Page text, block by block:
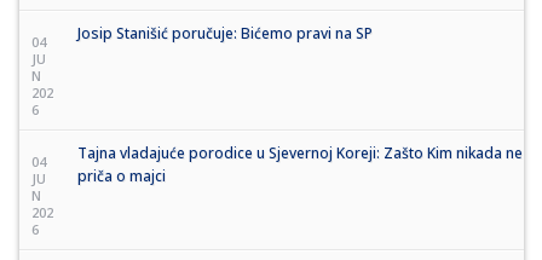
04
JU
N
202
6
Josip Stanišić poručuje: Bićemo pravi na SP
04
JU
N
202
6
Tajna vladajuće porodice u Sjevernoj Koreji: Zašto Kim nikada ne
priča o majci